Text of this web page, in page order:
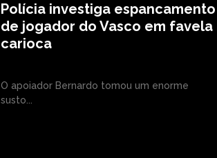
Polícia investiga espancamento
de jogador do Vasco em favela
carioca
O apoiador Bernardo tomou um enorme
susto...